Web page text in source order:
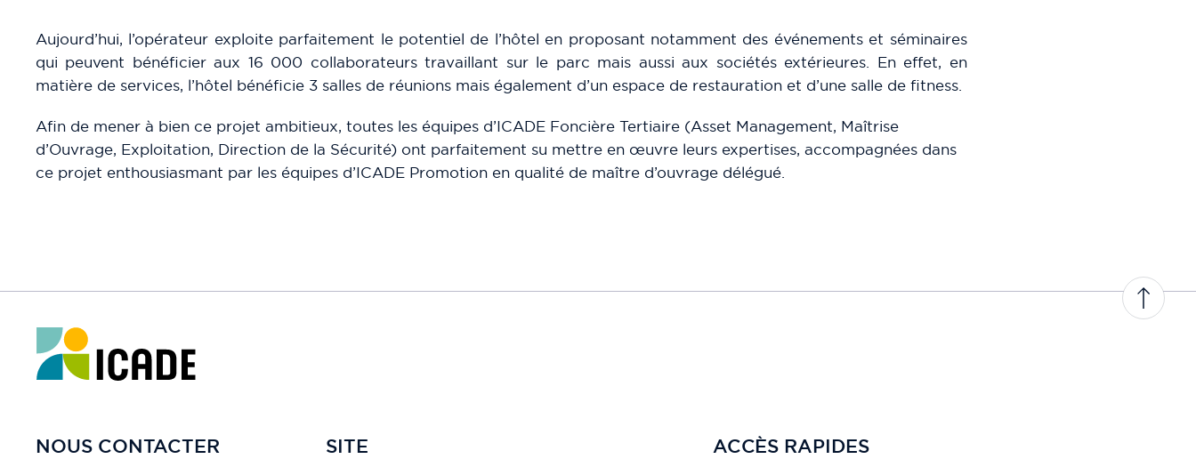
Aujourd’hui, l’opérateur exploite parfaitement le potentiel de l’hôtel en proposant notamment des événements et séminaires
qui peuvent bénéficier aux 16 000 collaborateurs travaillant sur le parc mais aussi aux sociétés extérieures. En effet, en
matière de services, l’hôtel bénéficie 3 salles de réunions mais également d’un espace de restauration et d’une salle de fitness.
Afin de mener à bien ce projet ambitieux, toutes les équipes d’ICADE Foncière Tertiaire (Asset Management, Maîtrise
d’Ouvrage, Exploitation, Direction de la Sécurité) ont parfaitement su mettre en œuvre leurs expertises, accompagnées dans
ce projet enthousiasmant par les équipes d’ICADE Promotion en qualité de maître d’ouvrage délégué.
NOUS CONTACTER SITE ACCÈS RAPIDES